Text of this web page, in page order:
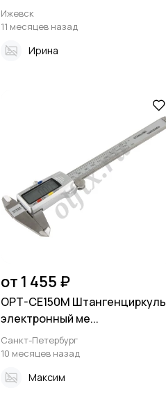
Ижевск
11 месяцев назад
Ирина
от 1 455 ₽
OPT-CE150M Штангенциркуль
электронный ме...
Санкт-Петербург
10 месяцев назад
Максим